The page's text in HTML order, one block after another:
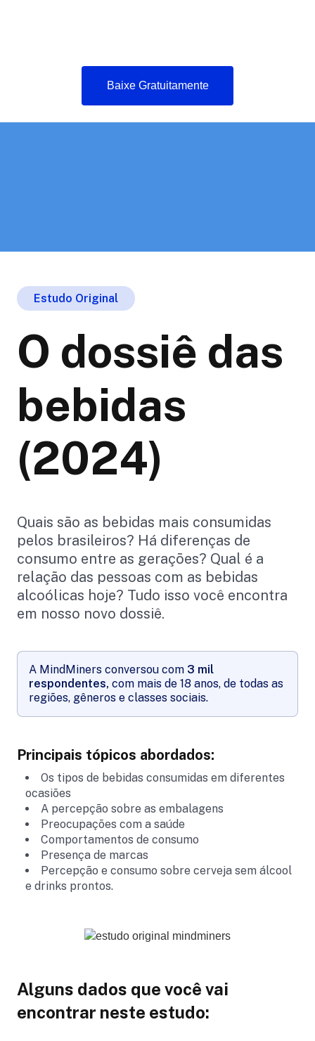
Baixe Gratuitamente
Estudo Original
O dossiê das
bebidas
(2024)
Quais são as bebidas mais consumidas
pelos brasileiros? Há diferenças de
consumo entre as gerações? Qual é a
relação das pessoas com as bebidas
alcoólicas hoje? Tudo isso você encontra
em nosso novo dossiê.
A MindMiners conversou com 3 mil
respondentes, com mais de 18 anos, de todas as
regiões, gêneros e classes sociais.
Principais tópicos abordados:
Os tipos de bebidas consumidas em diferentes
ocasiões
A percepção sobre as embalagens
Preocupações com a saúde
Comportamentos de consumo
Presença de marcas
Percepção e consumo sobre cerveja sem álcool
e drinks prontos.
Alguns dados que você vai
encontrar neste estudo: